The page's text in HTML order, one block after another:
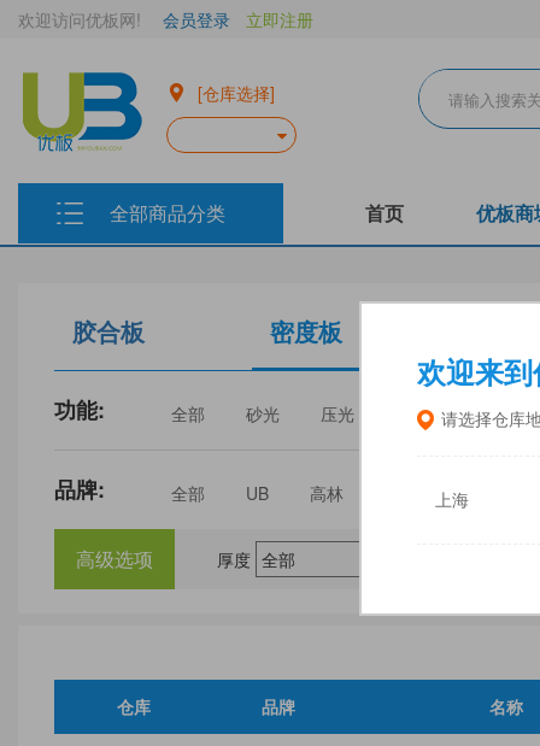
欢迎来到
请选择仓库
上海
欢迎访问优板网! 会员登录 立即注册
[仓库选择]
全部商品分类 首页 优板商
胶合板 密度板
功能: 全部 砂光 压光 家具 门板
品牌: 全部 UB 高林 中福
三威
建瓯福人
高级选项 厚度
仓库 品牌 名称